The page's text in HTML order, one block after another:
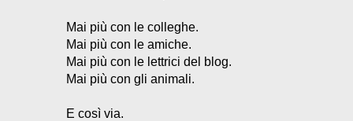
Mai più con le colleghe.
Mai più con le amiche.
Mai più con le lettrici del blog.
Mai più con gli animali.
E così via.